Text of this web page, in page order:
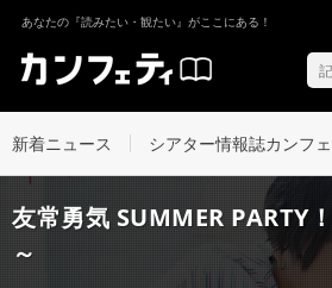
あなたの『読みたい・観たい』がここにある！
新着ニュース シアター情報誌カンフ
友常勇気 SUMMER PARTY
～